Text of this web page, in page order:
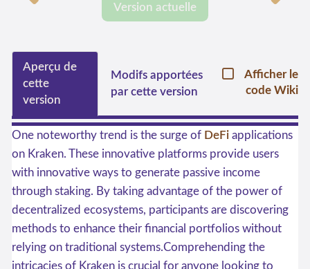
Version actuelle
Aperçu de
cette
version
Modifs apportées
par cette version
Afficher le
code Wiki